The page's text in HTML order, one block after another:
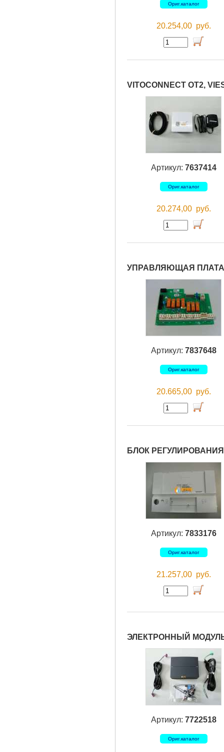
Ориг.каталог
20.254,00 руб.
VITOCONNECT OT2,
Артикул: 7637414
Ориг.каталог
20.274,00 руб.
УПРАВЛЯЮЩАЯ ПЛАТА
Артикул: 7837648
Ориг.каталог
20.665,00 руб.
БЛОК РЕГУЛИРОВАНИЯ
Артикул: 7833176
Ориг.каталог
21.257,00 руб.
ЭЛЕКТРОННЫЙ МОДУЛЬ
Артикул: 7722518
Ориг.каталог